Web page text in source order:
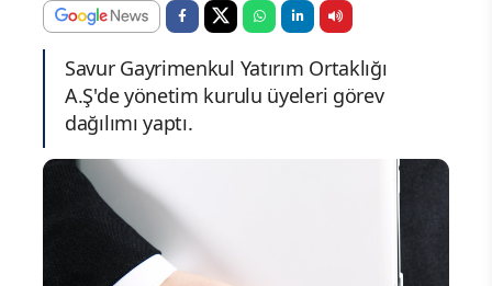
Savur Gayrimenkul Yatırım Ortaklığı
A.Ş'de yönetim kurulu üyeleri görev
dağılımı yaptı.